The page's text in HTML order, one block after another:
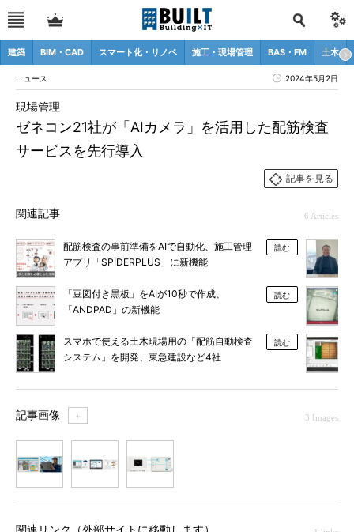
建築 BIM・CAD スマート化・リノベ 施工・現場管理 BAS・FM 土木
ニュース 2024年5月2日
ゼネコン21社が「AIカメラ」を活用した配筋検査
サービスを先行導入
現場管理
記事を見る
関連記事 6 Articles
配筋検査の事前準備をAIで自動化、施工管理
アプリ「SPIDERPLUS」に新機能
読む
「豆図付き黒板」をAIが10秒で作成、
「ANDPAD」の新機能
読む
スマホで使える土木現場用の「配筋自動検査
システム」を開発、東急建設など4社
読む
記事画像 ＋ 3 Images
関連リンク（外部サイトに移動します）